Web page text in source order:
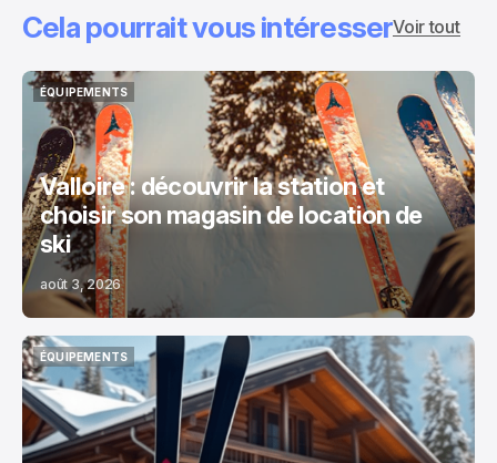
Cela pourrait vous intéresserVoir tout
ÉQUIPEMENTS
ÉQUIPEMENTS
Valloire : découvrir la station et
choisir son magasin de location de
ski
août 3, 2026
ÉQUIPEMENTS
ÉQUIPEMENTS